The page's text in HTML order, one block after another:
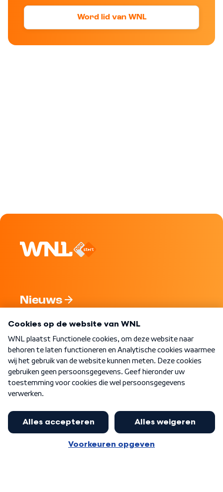
Word lid van WNL
Nieuws
Nieuwsbrief
Word Lid